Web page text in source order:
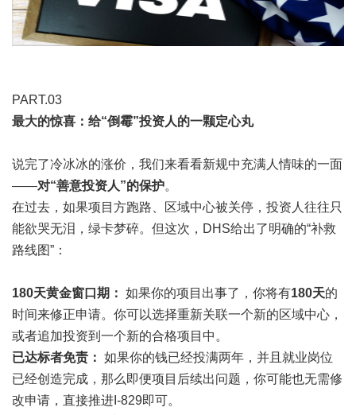
PART.03
最大的惊喜：给“倒霉”投资人的一颗定心丸
说完了冷冰冰的涨价，我们来看看新规中充满人情味的一面
——对“善意投资人”的保护。
在过去，如果项目方跑路、区域中心被关停，投资人往往只
能欲哭无泪，绿卡梦碎。但这次，DHS给出了明确的“补救
路线图”：
180天黄金窗口期： 如果你的项目出事了，你将有180天的
时间来修正申请。你可以选择重新关联一个新的区域中心，
或者追加投资到一个新的合格项目中。
已达标者免责： 如果你的钱已经投满两年，并且就业岗位
已经创造完成，那么即便项目后续出问题，你可能也无需修
改申请，直接推进I-829即可。